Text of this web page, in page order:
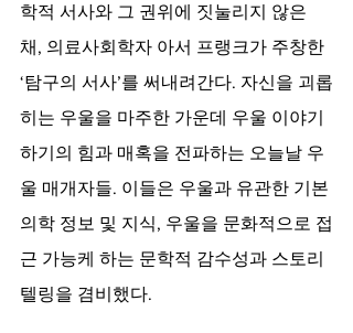
학적 서사와 그 권위에 짓눌리지 않은
채, 의료사회학자 아서 프랭크가 주창한
‘탐구의 서사’를 써내려간다. 자신을 괴롭
히는 우울을 마주한 가운데 우울 이야기
하기의 힘과 매혹을 전파하는 오늘날 우
울 매개자들. 이들은 우울과 유관한 기본
의학 정보 및 지식, 우울을 문화적으로 접
근 가능케 하는 문학적 감수성과 스토리
텔링을 겸비했다.